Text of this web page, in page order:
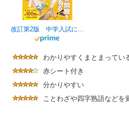
改訂第2版 中学入試にでる順 四字熟語・ことわざ・慣用句
わかりやすくまとまってい
赤シート付き
分かりやすい
ことわざや四字熟語などを